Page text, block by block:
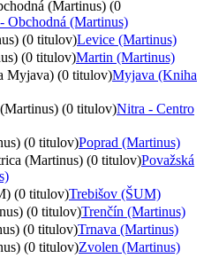
(Martinus) (0
Obchodná (Martinus)
(0 titulov)Levice (Martinus)
(0 titulov)Martin (Martinus)
Myjava) (0 titulov)Myjava (Kniha
(0 titulov)Nitra - Centro
(0 titulov)Poprad (Martinus)
(Martinus) (0 titulov)Považská
(0 titulov)Trebišov (ŠUM)
(0 titulov)Trenčín (Martinus)
(0 titulov)Trnava (Martinus)
(0 titulov)Zvolen (Martinus)